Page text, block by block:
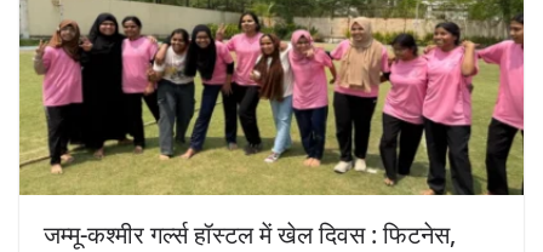
जम्मू-कश्मीर गर्ल्स हॉस्टल में खेल दिवस : फिटनेस,